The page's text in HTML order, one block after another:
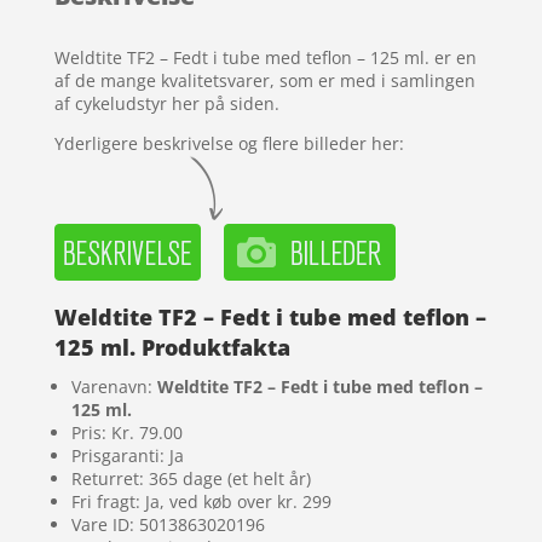
ømmels
er
Weldtite TF2 – Fedt i tube med teflon – 125 ml. er en
af de mange kvalitetsvarer, som er med i samlingen
af cykeludstyr her på siden.
Yderligere beskrivelse og flere billeder her:
Weldtite TF2 – Fedt i tube med teflon –
125 ml. Produktfakta
Varenavn: Weldtite TF2 – Fedt i tube med teflon –
125 ml.
Pris: Kr. 79.00
Prisgaranti: Ja
Returret: 365 dage (et helt år)
Fri fragt: Ja, ved køb over kr. 299
Vare ID: 5013863020196